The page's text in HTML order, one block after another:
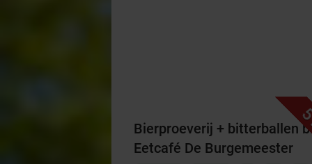
Bierproeverij + bitterballen
Eetcafé De Burgemeester